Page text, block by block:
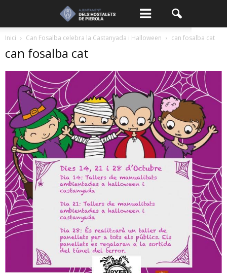
Inici Can Fosalba celebra la Castanyada i Halloween can fosalba cat
can fosalba cat